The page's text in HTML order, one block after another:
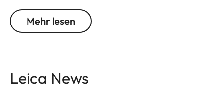
Grautonumsetzung wird die Filterfarbe in
Aufnahmen heller, die Komplementärfarbe
Reflexe und sorgt für eine hohe Transmission ohne
Mehr lesen
Leica News